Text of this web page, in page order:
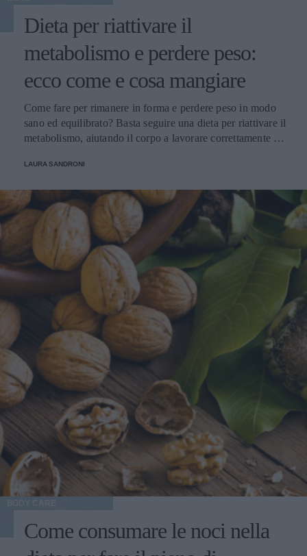
Dieta per riattivare il
metabolismo e perdere peso:
ecco come e cosa mangiare
Come fare per rimanere in forma e perdere peso in modo
sano ed equilibrato? Basta seguire una dieta per riattivare il
metabolismo, aiutando il corpo a lavorare correttamente e
LAURA SANDRONI
Come consumare le noci nella